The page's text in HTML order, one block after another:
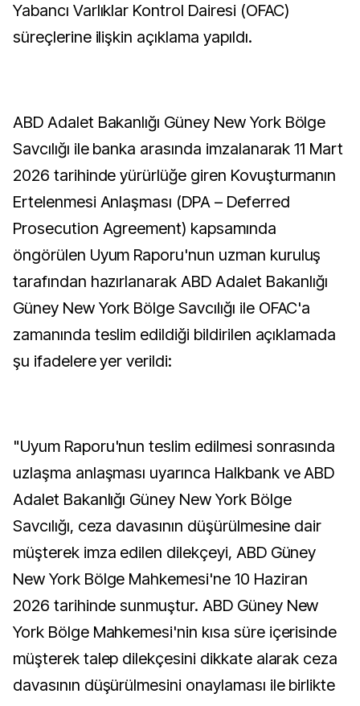
Yabancı Varlıklar Kontrol Dairesi (OFAC)
süreçlerine ilişkin açıklama yapıldı.
ABD Adalet Bakanlığı Güney New York Bölge
Savcılığı ile banka arasında imzalanarak 11 Mart
2026 tarihinde yürürlüğe giren Kovuşturmanın
Ertelenmesi Anlaşması (DPA – Deferred
Prosecution Agreement) kapsamında
öngörülen Uyum Raporu'nun uzman kuruluş
tarafından hazırlanarak ABD Adalet Bakanlığı
Güney New York Bölge Savcılığı ile OFAC'a
zamanında teslim edildiği bildirilen açıklamada
şu ifadelere yer verildi:
"Uyum Raporu'nun teslim edilmesi sonrasında
uzlaşma anlaşması uyarınca Halkbank ve ABD
Adalet Bakanlığı Güney New York Bölge
Savcılığı, ceza davasının düşürülmesine dair
müşterek imza edilen dilekçeyi, ABD Güney
New York Bölge Mahkemesi'ne 10 Haziran
2026 tarihinde sunmuştur. ABD Güney New
York Bölge Mahkemesi'nin kısa süre içerisinde
müşterek talep dilekçesini dikkate alarak ceza
davasının düşürülmesini onaylaması ile birlikte